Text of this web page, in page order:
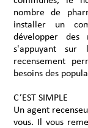
nombre de
installer un
développer
s'appuyant sur
recensement
besoins des
C’EST SIMPLE
Un agent
vous. Il vous